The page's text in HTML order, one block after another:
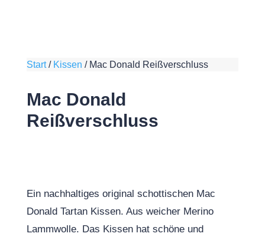
Start/ Kissen / Mac Donald Reißverschluss
Mac Donald
Reißverschluss
Ein nachhaltiges original schottischen Mac
Donald Tartan Kissen. Aus weicher Merino
Lammwolle. Das Kissen hat schöne und